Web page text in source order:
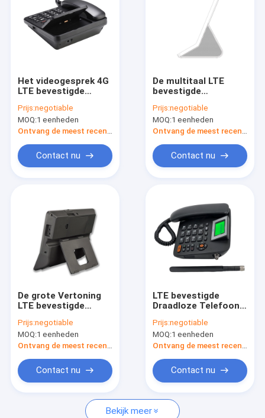
Producten
Ongeveer ons
Fabrieksreis
Nieuws
Shopping
Het videogesprek 4G
LTE bevestigde
met WIFI-Hotspot
Prijs:negotiable
MOQ:1 eenheden
Ontvang de meest recente Prijs
Contact nu
De multitaal LTE
bevestigde
Draadloze Landline
van Android LTE
Telefoon
Prijs:negotiable
MOQ:1 eenheden
Ontvang de meest recente Prijs
Contact nu
De grote Vertoning
LTE bevestigde
Multitaal Grote
Batterij
Prijs:negotiable
MOQ:1 eenheden
Ontvang de meest recente Prijs
Contact nu
LTE bevestigde
Draadloze Telefoon
en WIFI-Hotspot
Prijs:negotiable
MOQ:1 eenheden
Ontvang de meest recente Prijs
Contact nu
Bekijk meer